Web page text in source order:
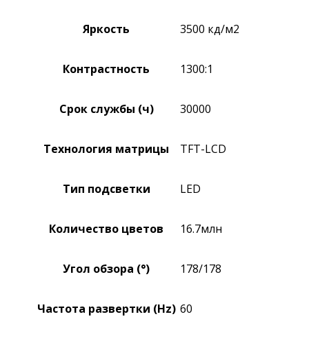
Яркость 3500 кд/м2
Контрастность 1300:1
Срок службы (ч) 30000
Технология матрицы TFT-LCD
Тип подсветки LED
Количество цветов 16.7млн
Угол обзора (°) 178/178
Частота развертки (Hz) 60